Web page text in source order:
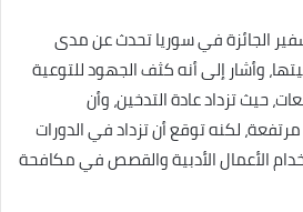
الجائزة في سوريا تحدث عن مدى
وأشار إلى أنه كثف الجهود للتوعية
حيث تزداد عادة التدخين، وأن
لكنه توقع أن تزداد في الدورات
الأعمال الأدبية والقصص في مكافحة